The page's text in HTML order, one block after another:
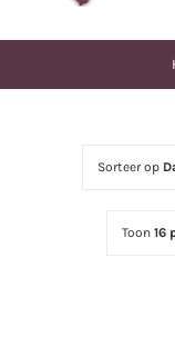
Sorteer op
Toon16